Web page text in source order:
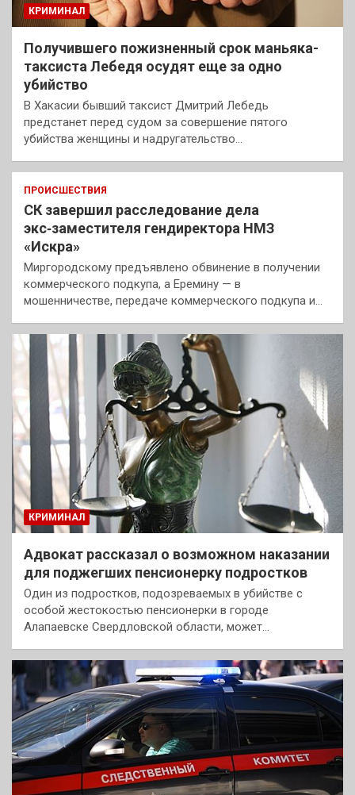
КРИМИНАЛ
Получившего пожизненный срок маньяка-
таксиста Лебедя осудят еще за одно
убийство
В Хакасии бывший таксист Дмитрий Лебедь
предстанет перед судом за совершение пятого
убийства женщины и надругательство…
ПРОИСШЕСТВИЯ
СК завершил расследование дела
экс‑заместителя гендиректора НМЗ
«Искра»
Миргородскому предъявлено обвинение в получении
коммерческого подкупа, а Еремину — в
мошенничестве, передаче коммерческого подкупа и…
КРИМИНАЛ
Адвокат рассказал о возможном наказании
для поджегших пенсионерку подростков
Один из подростков, подозреваемых в убийстве с
особой жестокостью пенсионерки в городе
Алапаевске Свердловской области, может…